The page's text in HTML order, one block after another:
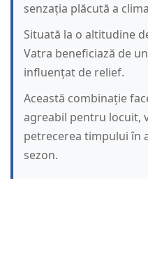
senzația plăcută a
Situată la o altitudine
Vatra beneficiază de
influențat de relief.
Această combinație
agreabil pentru locuit,
petrecerea timpului în
sezon.